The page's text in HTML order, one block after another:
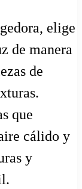
elige
de manera
de
que
cálido y
y